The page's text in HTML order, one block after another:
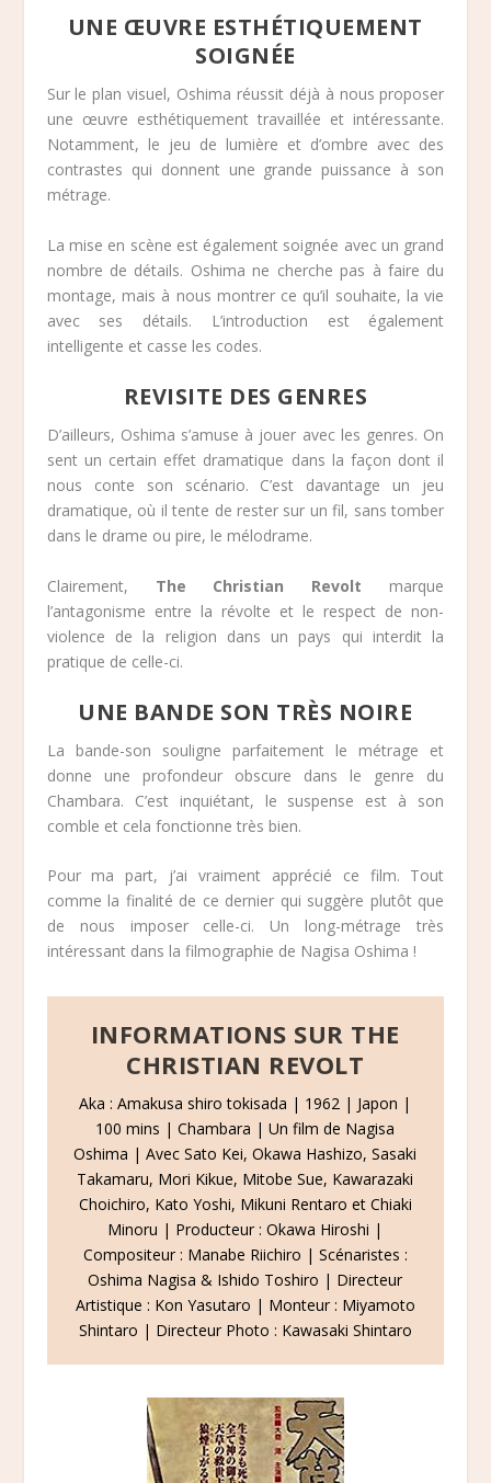
UNE ŒUVRE ESTHÉTIQUEMENT
SOIGNÉE
Sur le plan visuel, Oshima réussit déjà à nous proposer
une œuvre esthétiquement travaillée et intéressante.
Notamment, le jeu de lumière et d’ombre avec des
contrastes qui donnent une grande puissance à son
métrage.
La mise en scène est également soignée avec un grand
nombre de détails. Oshima ne cherche pas à faire du
montage, mais à nous montrer ce qu’il souhaite, la vie
avec ses détails. L’introduction est également
intelligente et casse les codes.
REVISITE DES GENRES
D’ailleurs, Oshima s’amuse à jouer avec les genres. On
sent un certain effet dramatique dans la façon dont il
nous conte son scénario. C’est davantage un jeu
dramatique, où il tente de rester sur un fil, sans tomber
dans le drame ou pire, le mélodrame.
Clairement, The Christian Revolt marque
l’antagonisme entre la révolte et le respect de non-
violence de la religion dans un pays qui interdit la
pratique de celle-ci.
UNE BANDE SON TRÈS NOIRE
La bande-son souligne parfaitement le métrage et
donne une profondeur obscure dans le genre du
Chambara. C’est inquiétant, le suspense est à son
comble et cela fonctionne très bien.
Pour ma part, j’ai vraiment apprécié ce film. Tout
comme la finalité de ce dernier qui suggère plutôt que
de nous imposer celle-ci. Un long-métrage très
intéressant dans la filmographie de Nagisa Oshima !
INFORMATIONS SUR THE
CHRISTIAN REVOLT
Aka : Amakusa shiro tokisada | 1962 | Japon |
100 mins | Chambara | Un film de Nagisa
Oshima | Avec Sato Kei, Okawa Hashizo, Sasaki
Takamaru, Mori Kikue, Mitobe Sue, Kawarazaki
Choichiro, Kato Yoshi, Mikuni Rentaro et Chiaki
Minoru | Producteur : Okawa Hiroshi |
Compositeur : Manabe Riichiro | Scénaristes :
Oshima Nagisa & Ishido Toshiro | Directeur
Artistique : Kon Yasutaro | Monteur : Miyamoto
Shintaro | Directeur Photo : Kawasaki Shintaro